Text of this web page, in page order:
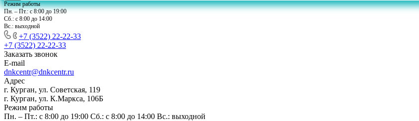
Режим работы
Пн. – Пт.: с 8:00 до 19:00
Сб.: с 8:00 до 14:00
Вс.: выходной
+7 (3522) 22-22-33
+7 (3522) 22-22-33
Заказать звонок
E-mail
dnkcentr@dnkcentr.ru
Адрес
г. Курган, ул. Советская, 119
г. Курган, ул. К.Маркса, 106Б
Режим работы
Пн. – Пт.: с 8:00 до 19:00 Сб.: с 8:00 до 14:00 Вс.: выходной